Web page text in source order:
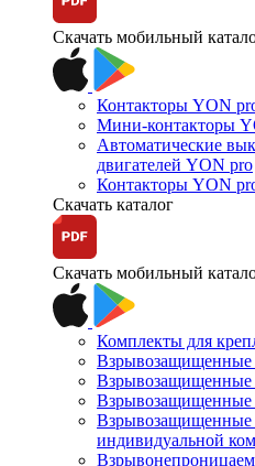
Скачать мобильный
Контакторы YON
Мини-контакторы
Автоматические
двигателей YON pro
Контакторы YON
Скачать каталог
Скачать мобильный
Комплекты для
Взрывозащищенные
Взрывозащищенные
Взрывозащищенные
индивидуальной